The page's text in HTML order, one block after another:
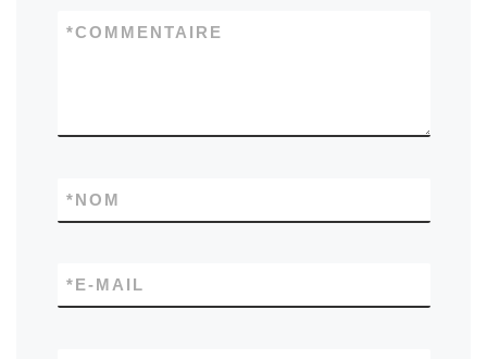
COMMENTAIRE
*
NOM
*
E-MAIL
*